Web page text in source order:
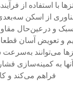
با استفاده از
از اسکن سه‌بعدی
سبک و درعین‌حال
و تعویض آسان
می‌توانند
به کمینه‌سازی
فراهم می‌کند و